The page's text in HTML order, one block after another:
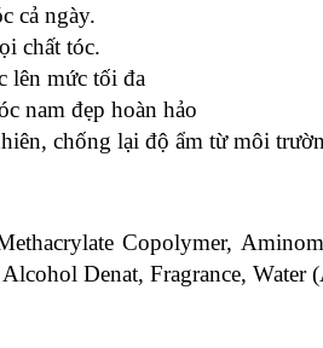
cả ngày.
chất tóc.
lên mức tối đa
nam đẹp hoàn hảo
chống lại độ ẩm từ môi
Copolymer,
Denat, Fragrance, Water